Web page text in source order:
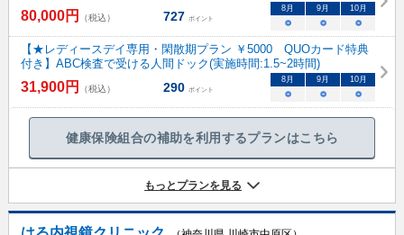
80,000円 （税込） 727 ポイント
8 月 9 月 10月
○ ○ ○
【★レディースデイ専用・閑散期プラン ￥5000 QUOカード特典
付き】ABC検査で受ける人間ドック(実施時間:1.5~2時間)
31,900円 （税込） 290 ポイント
8 月 9 月 10月
○ ○ ○
健康保険組合の補助を利用するプランはこちら
もっとプランを見る